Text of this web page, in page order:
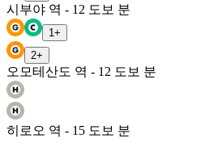
시부야 역 - 12 도보 분
1 +
2+
오모테산도 역 - 12 도보 분
히로오 역 - 15 도보 분